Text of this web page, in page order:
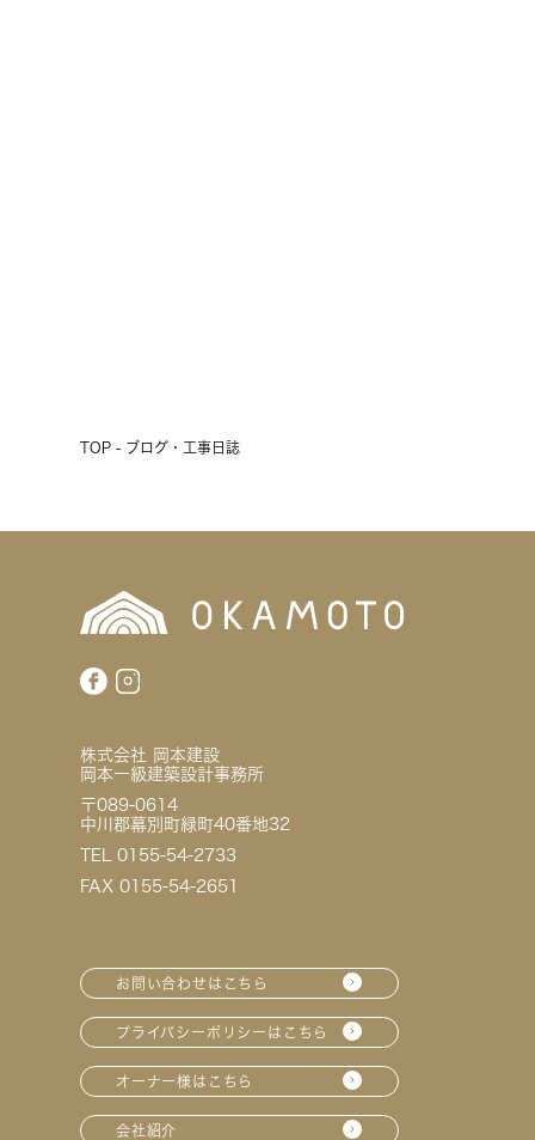
TOP - ブログ・工事日誌
株式会社 岡本建設
岡本一級建築設計事務所
〒089-0614
中川郡幕別町緑町40番地32
TEL 0155-54-2733
FAX 0155-54-2651
お問い合わせはこちら
プライバシーポリシーはこちら
オーナー様はこちら
会社紹介